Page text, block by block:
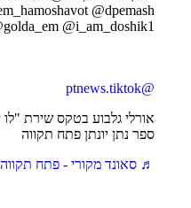
@dpemash
@i_am_doshik1
@ptnews.tiktok
אורלי גלבוע בטקס שירת
ספר נתן יונתן פתח תקווה
♬ סאונד מקורי - פתח תקווה NEWS